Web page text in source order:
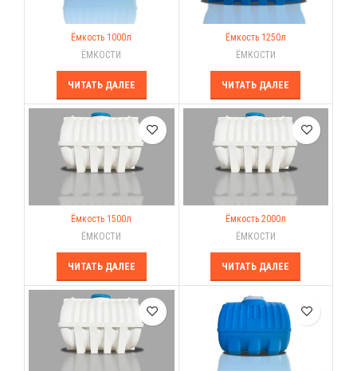
Ёмкость 1000л
ЁМКОСТИ
ЧИТАТЬ ДАЛЕЕ
Ёмкость 1250л
ЁМКОСТИ
ЧИТАТЬ ДАЛЕЕ
Ёмкость 1500л
ЁМКОСТИ
ЧИТАТЬ ДАЛЕЕ
Ёмкость 2000л
ЁМКОСТИ
ЧИТАТЬ ДАЛЕЕ